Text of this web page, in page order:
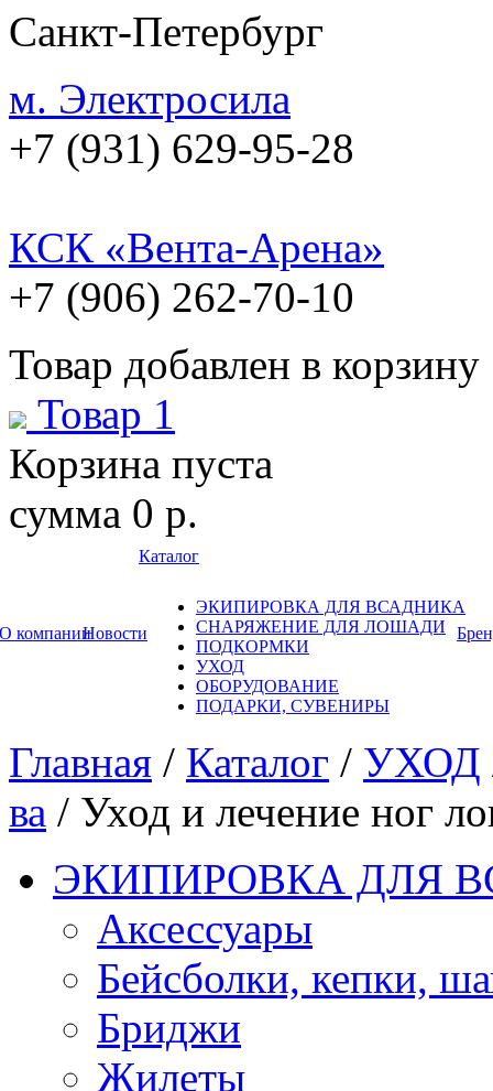
Санкт-Петербург
м. Электросила
+7 (931) 629-95-28
КСК «Вента-Арена»
+7 (906) 262-70-10
Товар добавлен в корзину
Товар 1
Корзина пуста
сумма 0 р.
О компанииНовости
Каталог
ЭКИПИРОВКА ДЛЯ ВСАДНИКА
СНАРЯЖЕНИЕ ДЛЯ ЛОШАДИ
ПОДКОРМКИ
УХОД
ОБОРУДОВАНИЕ
ПОДАРКИ, СУВЕНИРЫ
Главная / Каталог / УХОД
ва / Уход и лечение ног
ЭКИПИРОВКА ДЛЯ
Аксессуары
Бейсболки, кепки,
Бриджи
Жилеты